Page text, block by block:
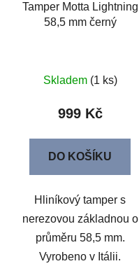
Tamper Motta Lightning
58,5 mm černý
Skladem (1 ks)
999 Kč
DO KOŠÍKU
Hliníkový tamper s
nerezovou základnou o
průměru 58,5 mm.
Vyrobeno v Itálii.